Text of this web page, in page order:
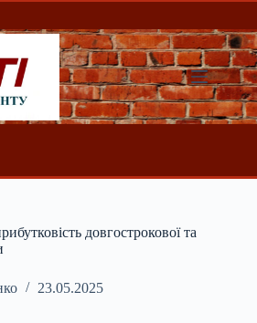
довгострокової та
23.05.2025